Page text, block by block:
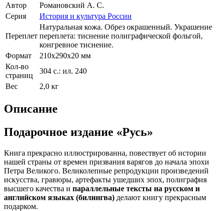
Автор
Романовский А. С.
Серия
История и культура России
Переплет
Натуральная кожа. Обрез окрашенный. Украшение
переплета: тиснение полиграфической фольгой,
конгревное тиснение.
Формат
210х290х20 мм
Кол-во
страниц
304 с.: ил. 240
Вес
2,0 кг
Описание
Подарочное издание «Русь»
Книга прекрасно иллюстрированна, повествует об истории
нашей страны от времен призвания варягов до начала эпохи
Петра Великого. Великолепные репродукции произведений
искусства, гравюры, артефакты ушедших эпох, полиграфия
высшего качества и параллельные тексты на русском и
английском языках (билингва) делают книгу прекрасным
подарком.